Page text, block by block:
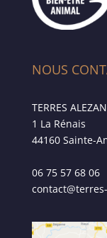
NOUS
TERRES
1 La Rénais
44160 Sainte-
06 75 57 68 06